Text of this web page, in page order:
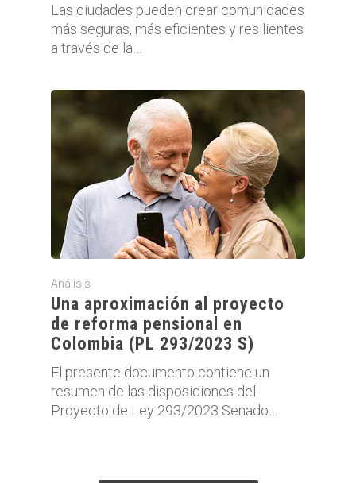
Las ciudades pueden crear comunidades
más seguras, más eficientes y resilientes
a través de la…
Análisis
Una aproximación al proyecto
de reforma pensional en
Colombia (PL 293/2023 S)
El presente documento contiene un
resumen de las disposiciones del
Proyecto de Ley 293/2023 Senado…